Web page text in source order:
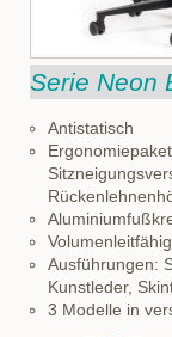
Serie Neon
Antistatisch
Ausführungen:
Kunstleder,
3 Modelle in